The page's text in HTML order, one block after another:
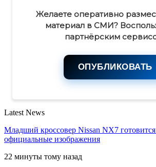
Желаете оперативно
материал в СМИ?
партнёрским
ОПУБЛИКОВАТЬ
Latest News
Младший кроссовер Nissan NX7
официальные изображения
22 минуты тому назад